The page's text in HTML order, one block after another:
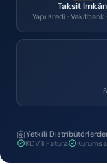
Taksit
Yapı Kredi · Vakıfbank
Yetkili
KDV'li Fatura